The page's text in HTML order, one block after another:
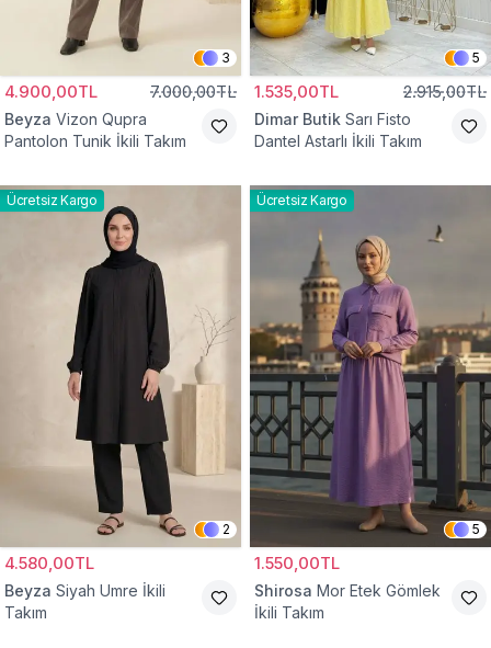
3
4.900,00TL 7.000,00TL
Beyza Vizon Qupra
Pantolon Tunik İkili Takım
5
1.535,00TL 2.915,00TL
Dimar Butik Sarı Fisto
Dantel Astarlı İkili Takım
Ücretsiz Kargo
2
4.580,00TL
Beyza Siyah Umre İkili
Takım
Ücretsiz Kargo
5
1.550,00TL
Shirosa Mor Etek Gömlek
İkili Takım